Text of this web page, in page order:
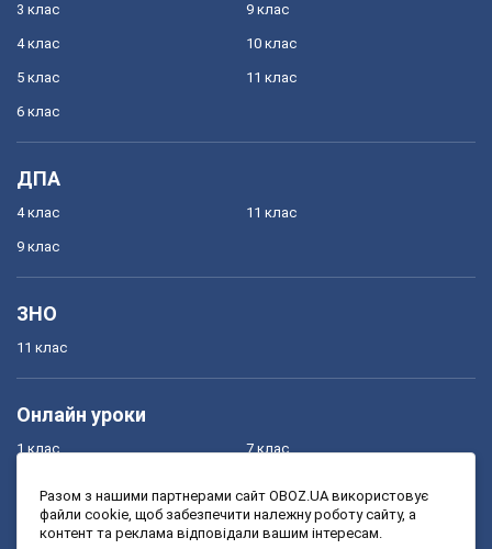
3 клас
4 клас
5 клас
6 клас
9 клас
10 клас
11 клас
ДПА
4 клас
9 клас
11 клас
ЗНО
11 клас
Онлайн уроки
1 клас
3 клас
7 клас
9 клас
Разом з нашими партнерами сайт OBOZ.UA використовує
файли cookie, щоб забезпечити належну роботу сайту, а
контент та реклама відповідали вашим інтересам.